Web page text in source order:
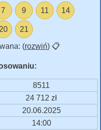
7 9 11 14
20 21
(rozwiń) 📋
8511
24 712 zł
20.06.2025
14:00